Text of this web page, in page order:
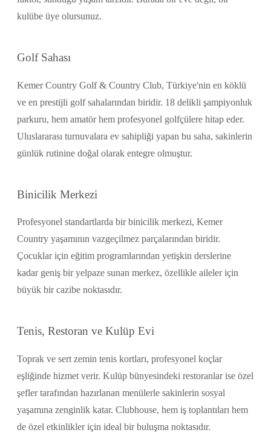
kulübe üye olursunuz.
Golf Sahası
Kemer Country Golf & Country Club, Türkiye'nin en köklü
ve en prestijli golf sahalarından biridir. 18 delikli şampiyonluk
parkuru, hem amatör hem profesyonel golfçülere hitap eder.
Uluslararası turnuvalara ev sahipliği yapan bu saha, sakinlerin
günlük rutinine doğal olarak entegre olmuştur.
Binicilik Merkezi
Profesyonel standartlarda bir binicilik merkezi, Kemer
Country yaşamının vazgeçilmez parçalarından biridir.
Çocuklar için eğitim programlarından yetişkin derslerine
kadar geniş bir yelpaze sunan merkez, özellikle aileler için
büyük bir cazibe noktasıdır.
Tenis, Restoran ve Kulüp Evi
Toprak ve sert zemin tenis kortları, profesyonel koçlar
eşliğinde hizmet verir. Kulüp bünyesindeki restoranlar ise özel
şefler tarafından hazırlanan menülerle sakinlerin sosyal
yaşamına zenginlik katar. Clubhouse, hem iş toplantıları hem
de özel etkinlikler için ideal bir buluşma noktasıdır.